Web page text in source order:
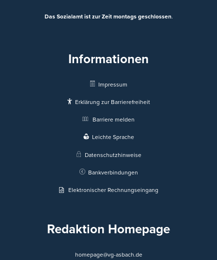
Das Sozialamt ist zur Zeit montags geschlossen.
Informationen
Impressum
Erklärung zur Barrierefreiheit
Barriere melden
Leichte Sprache
Datenschutzhinweise
Bankverbindungen
Elektronischer Rechnungseingang
Redaktion Homepage
homepage@vg-asbach.de